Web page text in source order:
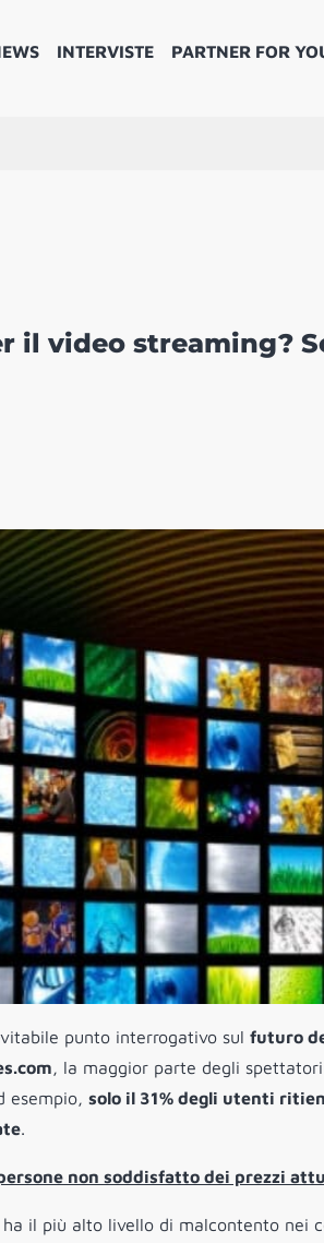
INTERVISTE PARTNER FOR
video streaming?
punto interrogativo sul futuro
, la maggior parte degli
esempio, solo il 31% degli utenti
.
non soddisfatto dei prezzi
ha il più alto livello di malcontento nei